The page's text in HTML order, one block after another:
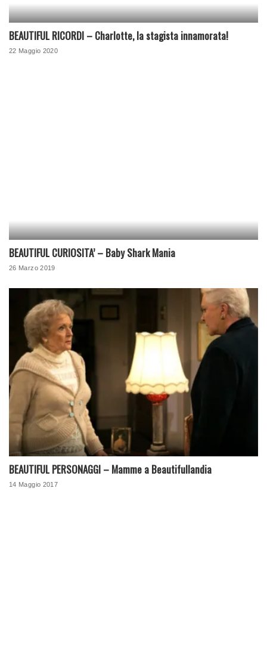
BEAUTIFUL RICORDI – Charlotte, la stagista innamorata!
22 Maggio 2020
BEAUTIFUL CURIOSITA’ – Baby Shark Mania
26 Marzo 2019
BEAUTIFUL PERSONAGGI – Mamme a Beautifullandia
14 Maggio 2017